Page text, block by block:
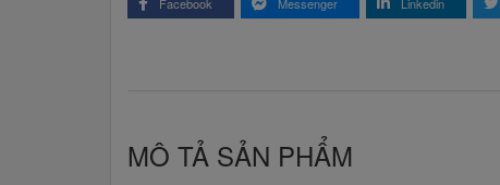
MÔ TẢ SẢN PHẨM